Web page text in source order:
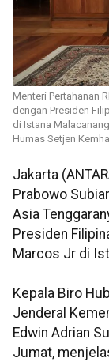
Menteri Pertahanan
dengan Presiden
di Istana
Humas Setjen
Jakarta
Prabowo
Asia
Presiden
Marcos Jr di
Kepala Biro
Jenderal
Edwin Adrian
Jumat,